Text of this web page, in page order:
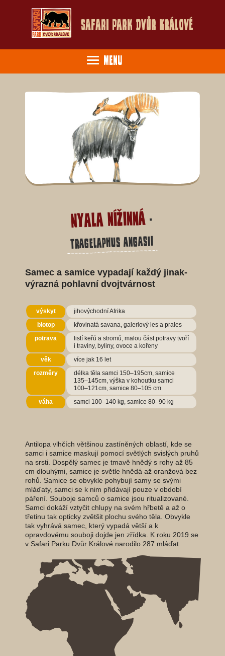
Safari Park Dvůr Králové
Menu
Nyala nížinná -
Tragelaphus angasii
Samec a samice vypadají každý jinak-
výrazná pohlavní dvojtvárnost
výskyt
jihovýchodní Afrika
biotop
křovinatá savana, galeriový les a prales
potrava
listí keřů a stromů, malou část potravy tvoří
i traviny, byliny, ovoce a kořeny
věk
více jak 16 let
rozměry
délka těla samci 150–195cm, samice
135–145cm, výška v kohoutku samci
100–121cm, samice 80–105 cm
váha
samci 100–140 kg, samice 80–90 kg
Antilopa vlhčích většinou zastíněných oblastí, kde se
samci i samice maskují pomocí světlých svislých pruhů
na srsti. Dospělý samec je tmavě hnědý s rohy až 85
cm dlouhými, samice je světle hnědá až oranžová bez
rohů. Samice se obvykle pohybují samy se svými
mláďaty, samci se k nim přidávají pouze v období
páření. Souboje samců o samice jsou ritualizované.
Samci dokáží vztyčit chlupy na svém hřbetě a až o
třetinu tak opticky zvětšit plochu svého těla. Obvykle
tak vyhrává samec, který vypadá větší a k
opravdovému souboji dojde jen zřídka. K roku 2019 se
v Safari Parku Dvůr Králové narodilo 287 mláďat.